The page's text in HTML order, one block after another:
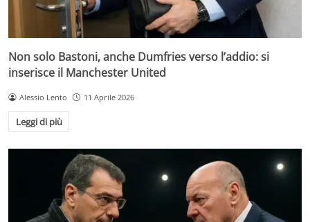
Non solo Bastoni, anche Dumfries verso l’addio: si
inserisce il Manchester United
Alessio Lento 11 Aprile 2026
Leggi di più